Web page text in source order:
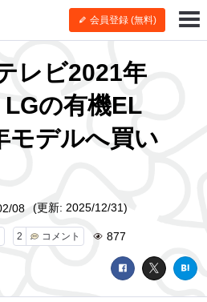
会員登録 (無料)
レビ2021年
の有機EL
モデルへ買い
2 コメント 877
08 (更新: 2025/12/31)